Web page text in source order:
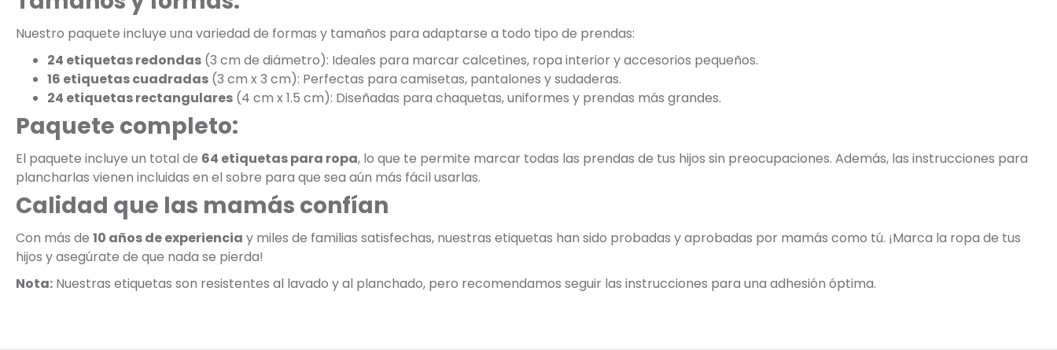
Nuestro paquete incluye una variedad de formas y tamaños para adaptarse a todo tipo de prendas:
24 etiquetas redondas (3 cm de diámetro): Ideales para marcar calcetines, ropa interior y accesorios pequeños.
16 etiquetas cuadradas (3 cm x 3 cm): Perfectas para camisetas, pantalones y sudaderas.
24 etiquetas rectangulares (4 cm x 1.5 cm): Diseñadas para chaquetas, uniformes y prendas más grandes.
Paquete completo:
El paquete incluye un total de 64 etiquetas para ropa, lo que te permite marcar todas las prendas de tus hijos sin preocupaciones. Además, las instrucciones para
plancharlas vienen incluidas en el sobre para que sea aún más fácil usarlas.
Calidad que las mamás confían
Con más de 10 años de experiencia y miles de familias satisfechas, nuestras etiquetas han sido probadas y aprobadas por mamás como tú. ¡Marca la ropa de tus
hijos y asegúrate de que nada se pierda!
Nota: Nuestras etiquetas son resistentes al lavado y al planchado, pero recomendamos seguir las instrucciones para una adhesión óptima.